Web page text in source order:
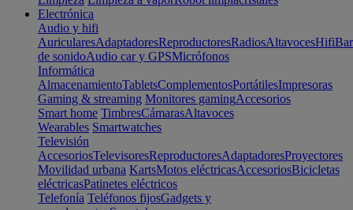
Electrónica
Audio y hifi
AuricularesAdaptadoresReproductoresRadiosAltavocesHifi
de sonidoAudio car y GPSMicrófonos
Informática
AlmacenamientoTabletsComplementosPortátilesImpresoras
Gaming & streaming Monitores gamingAccesorios
Smart home TimbresCámarasAltavoces
Wearables Smartwatches
Televisión
AccesoriosTelevisoresReproductoresAdaptadoresProyectores
Movilidad urbana KartsMotos eléctricasAccesoriosBicicletas
eléctricasPatinetes eléctricos
Telefonía Teléfonos fijosGadgets y